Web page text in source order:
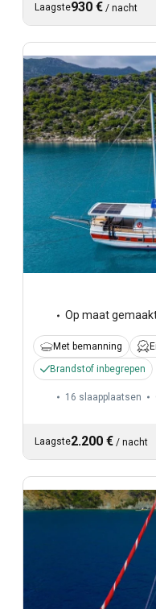
Laagste930 € / nacht
Op maat
Met bemanning
Brandstof inbegrepen
16 slaapplaatsen
Laagste2.200 € / nacht